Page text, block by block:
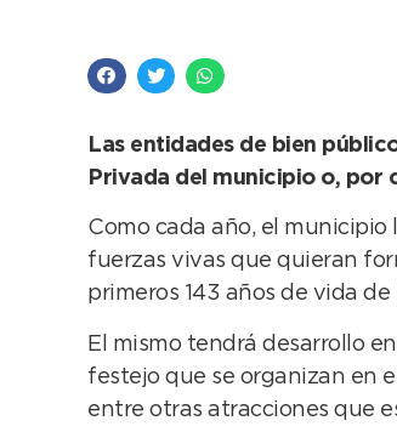
Las entidades de bien
Privada del municipio o,
Como cada año, el
fuerzas vivas que quieran
primeros 143 años de vida
El mismo tendrá desarrollo
festejo que se organizan en
entre otras atracciones que